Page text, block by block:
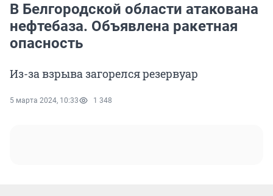
В Белгородской области атакована
нефтебаза. Объявлена ракетная
опасность
Из-за взрыва загорелся резервуар
5 марта 2024, 10:33 1 348